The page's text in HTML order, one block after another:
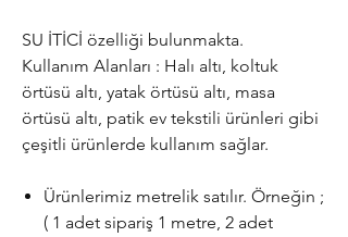
SU İTİCİ özelliği bulunmakta.
Kullanım Alanları : Halı altı, koltuk
örtüsü altı, yatak örtüsü altı, masa
örtüsü altı, patik ev tekstili ürünleri gibi
çeşitli ürünlerde kullanım sağlar.
Ürünlerimiz metrelik satılır. Örneğin ;
( 1 adet sipariş 1 metre, 2 adet